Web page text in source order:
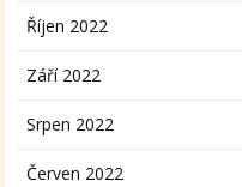
Říjen 2022
Září 2022
Srpen 2022
Červen 2022